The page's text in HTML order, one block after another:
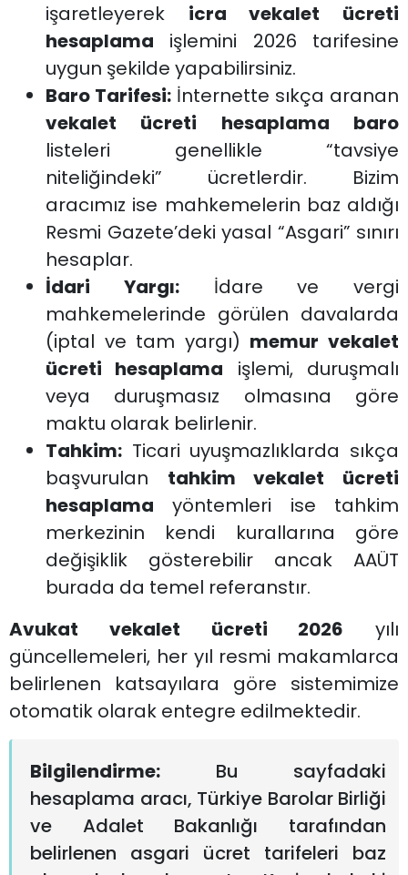
işaretleyerek icra vekalet ücreti
hesaplama işlemini 2026 tarifesine
uygun şekilde yapabilirsiniz.
Baro Tarifesi: İnternette sıkça aranan
vekalet ücreti hesaplama baro
listeleri genellikle “tavsiye
niteliğindeki” ücretlerdir. Bizim
aracımız ise mahkemelerin baz aldığı
Resmi Gazete’deki yasal “Asgari” sınırı
hesaplar.
İdari Yargı:İdare ve vergi
mahkemelerinde görülen davalarda
(iptal ve tam yargı) memur vekalet
ücreti hesaplama işlemi, duruşmalı
veya duruşmasız olmasına göre
maktu olarak belirlenir.
Tahkim: Ticari uyuşmazlıklarda sıkça
başvurulan tahkim vekalet ücreti
hesaplama yöntemleri ise tahkim
merkezinin kendi kurallarına göre
değişiklik gösterebilir ancak AAÜT
burada da temel referanstır.
Avukat vekalet ücreti 2026 yılı
güncellemeleri, her yıl resmi makamlarca
belirlenen katsayılara göre sistemimize
otomatik olarak entegre edilmektedir.
Bilgilendirme: Bu sayfadaki
hesaplama aracı, Türkiye Barolar Birliği
ve Adalet Bakanlığı tarafından
belirlenen asgari ücret tarifeleri baz